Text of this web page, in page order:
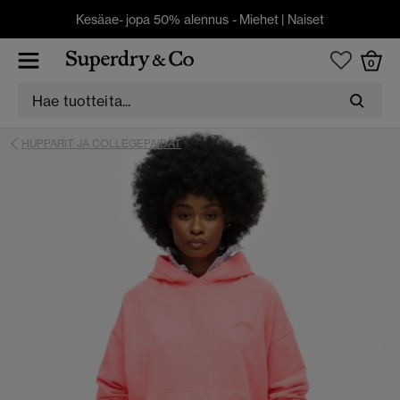
Kesäae- jopa 50% alennus - Miehet | Naiset
0
HUPPARIT JA COLLEGEPAIDAT